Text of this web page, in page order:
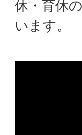
休・育休
います。